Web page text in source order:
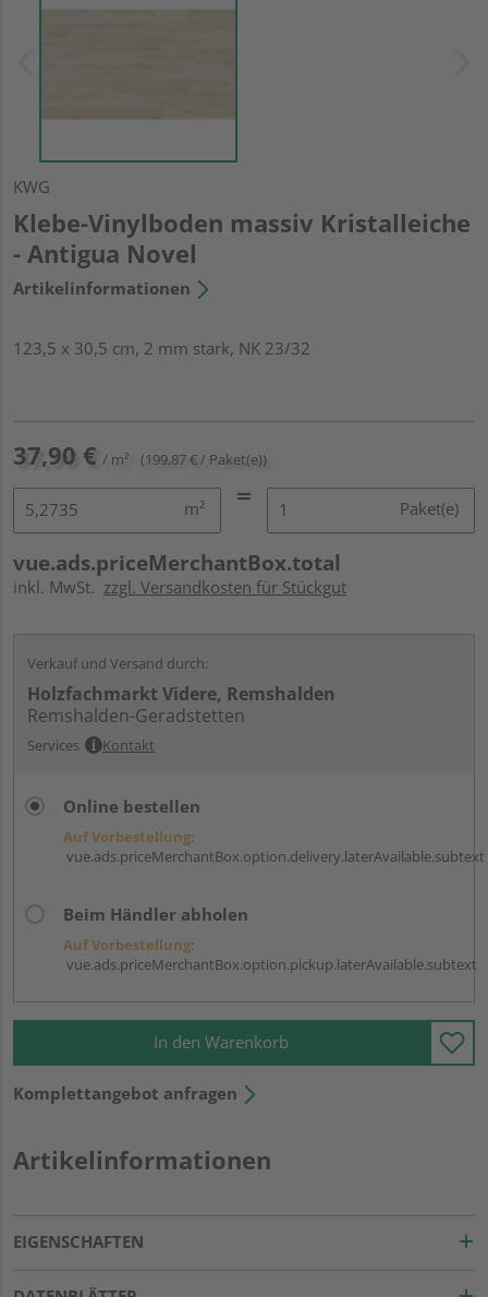
KWG
Klebe-Vinylboden massiv Kristalleiche
- Antigua Novel
Artikelinformationen
123,5 x 30,5 cm, 2 mm stark, NK 23/32
37,90 € / m² (199,87 € / Paket(e))
m² Paket(e)
vue.ads.priceMerchantBox.total
inkl. MwSt. zzgl. Versandkosten für Stückgut
Verkauf und Versand durch:
Holzfachmarkt Videre, Remshalden
Remshalden-Geradstetten
Services Kontakt
Online bestellen
Auf Vorbestellung:
vue.ads.priceMerchantBox.option.delivery.laterAvailable.subtext
Beim Händler abholen
Auf Vorbestellung:
vue.ads.priceMerchantBox.option.pickup.laterAvailable.subtext
In den Warenkorb
Komplettangebot anfragen
Artikelinformationen
EIGENSCHAFTEN